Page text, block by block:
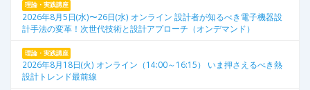
理論・実践講座
2026年8月5日(水)〜26日(水) オンライン 設計者が知るべき電子機器設
計手法の変革！次世代技術と設計アプローチ（オンデマンド）
理論・実践講座
2026年8月18日(火) オンライン（14:00～16:15） いま押さえるべき熱
設計トレンド最前線